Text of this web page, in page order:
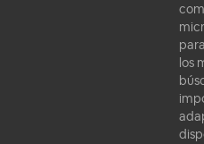
los